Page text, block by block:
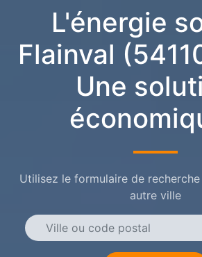
L'énergie
Flainval
Une
Utilisez le formulaire de
autre ville